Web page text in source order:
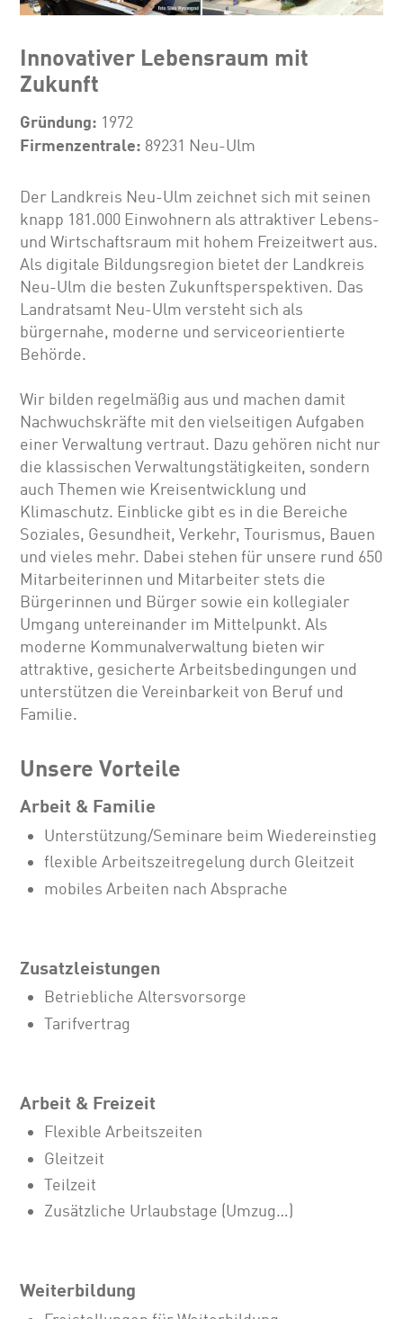
Innovativer Lebensraum mit
Zukunft
Gründung: 1972
Firmenzentrale: 89231 Neu-Ulm
Der Landkreis Neu-Ulm zeichnet sich mit seinen
knapp 181.000 Einwohnern als attraktiver Lebens-
und Wirtschaftsraum mit hohem Freizeitwert aus.
Als digitale Bildungsregion bietet der Landkreis
Neu-Ulm die besten Zukunftsperspektiven. Das
Landratsamt Neu-Ulm versteht sich als
bürgernahe, moderne und serviceorientierte
Behörde.
Wir bilden regelmäßig aus und machen damit
Nachwuchskräfte mit den vielseitigen Aufgaben
einer Verwaltung vertraut. Dazu gehören nicht nur
die klassischen Verwaltungstätigkeiten, sondern
auch Themen wie Kreisentwicklung und
Klimaschutz. Einblicke gibt es in die Bereiche
Soziales, Gesundheit, Verkehr, Tourismus, Bauen
und vieles mehr. Dabei stehen für unsere rund 650
Mitarbeiterinnen und Mitarbeiter stets die
Bürgerinnen und Bürger sowie ein kollegialer
Umgang untereinander im Mittelpunkt. Als
moderne Kommunalverwaltung bieten wir
attraktive, gesicherte Arbeitsbedingungen und
unterstützen die Vereinbarkeit von Beruf und
Familie.
Unsere Vorteile
Arbeit & Familie
Unterstützung/Seminare beim Wiedereinstieg
flexible Arbeitszeitregelung durch Gleitzeit
mobiles Arbeiten nach Absprache
Zusatzleistungen
Betriebliche Altersvorsorge
Tarifvertrag
Arbeit & Freizeit
Flexible Arbeitszeiten
Gleitzeit
Teilzeit
Zusätzliche Urlaubstage (Umzug…)
Weiterbildung